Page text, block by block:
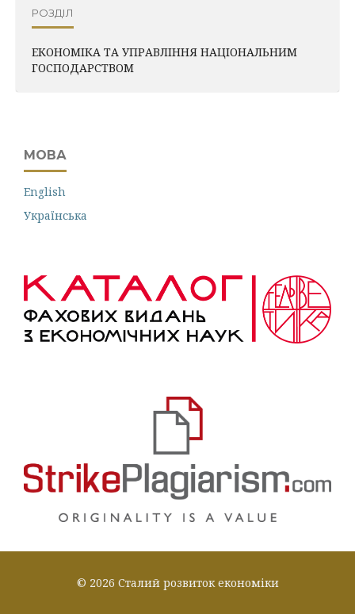
РОЗДІЛ
ЕКОНОМІКА ТА УПРАВЛІННЯ НАЦІОНАЛЬНИМ
ГОСПОДАРСТВОМ
МОВА
English
Українська
© 2026 Сталий розвиток економіки